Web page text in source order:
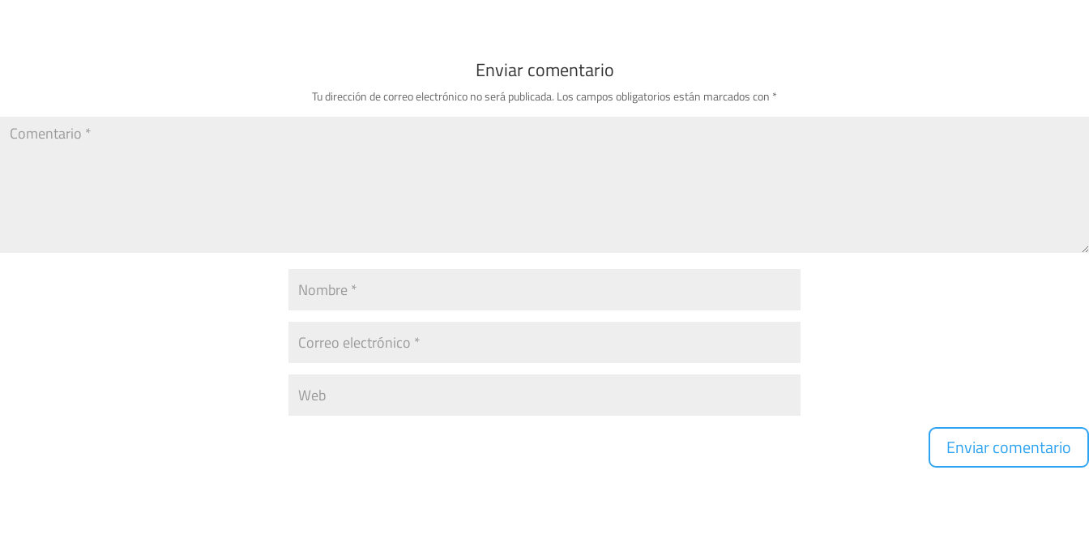
Enviar comentario
Tu dirección de correo electrónico no será publicada. Los campos obligatorios están marcados con *